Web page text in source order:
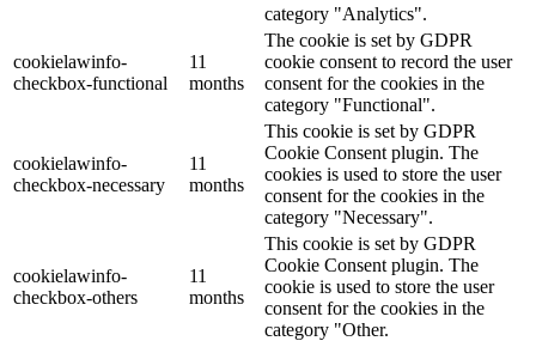
category "Analytics".
cookielawinfo-
checkbox-functional
11
months
The cookie is set by GDPR
cookie consent to record the user
consent for the cookies in the
category "Functional".
cookielawinfo-
checkbox-necessary
11
months
This cookie is set by GDPR
Cookie Consent plugin. The
cookies is used to store the user
consent for the cookies in the
category "Necessary".
cookielawinfo-
checkbox-others
11
months
This cookie is set by GDPR
Cookie Consent plugin. The
cookie is used to store the user
consent for the cookies in the
category "Other.